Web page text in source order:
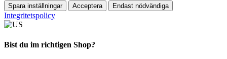
Spara inställningar Acceptera Endast nödvändiga
Integritetspolicy
Bist du im richtigen Shop?